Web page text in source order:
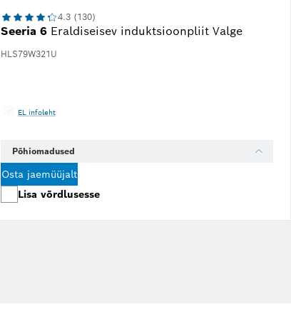
Seeria 6 Eraldiseisev induktsioonpliit Valge
HLS79W321U
4.3 (130)
EL infoleht
Põhiomadused
Osta jaemüüjalt
Lisa võrdlusesse